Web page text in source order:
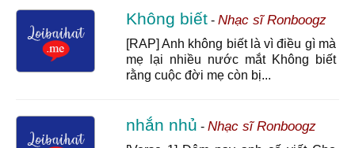
Không biết- Nhạc sĩ Ronboogz
[RAP] Anh không biết là vì điều gì mà
mẹ lại nhiều nước mắt Không biết
rằng cuộc đời mẹ còn bị...
nhắn nhủ - Nhạc sĩ Ronboogz